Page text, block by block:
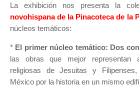
La exhibición nos presenta la
novohispana de la Pinacoteca de la
núcleos temáticos:
* El primer núcleo temático: Dos
las obras que mejor representan
religiosas de Jesuitas y
México por la historia en un mismo